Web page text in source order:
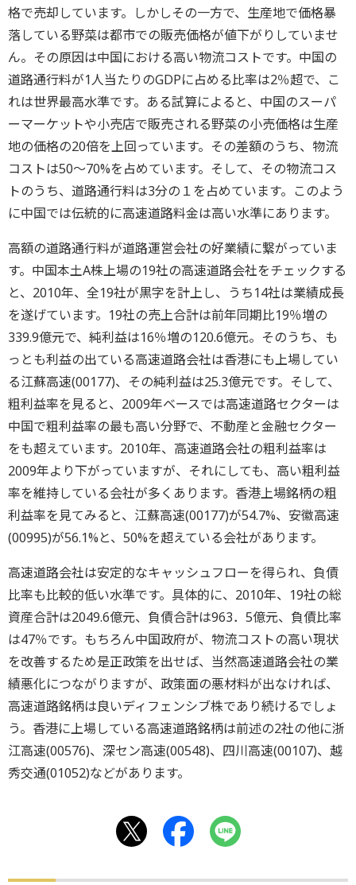
格で売却しています。しかしその一方で、生産地で価格暴
落している野菜は都市での販売価格が値下がりしていませ
ん。その原因は中国における高い物流コストです。中国の
道路通行料が1人当たりのGDPに占める比率は2％超で、こ
れは世界最高水準です。ある試算によると、中国のスーパ
ーマーケットや小売店で販売される野菜の小売価格は生産
地の価格の20倍を上回っています。その差額のうち、物流
コストは50～70%を占めています。そして、その物流コス
トのうち、道路通行料は3分の１を占めています。このよう
に中国では伝統的に高速道路料金は高い水準にあります。
高額の道路通行料が道路運営会社の好業績に繋がっていま
す。中国本土A株上場の19社の高速道路会社をチェックする
と、2010年、全19社が黒字を計上し、うち14社は業績成長
を遂げています。19社の売上合計は前年同期比19％増の
339.9億元で、純利益は16％増の120.6億元。そのうち、も
っとも利益の出ている高速道路会社は香港にも上場してい
る江蘇高速(00177)、その純利益は25.3億元です。そして、
粗利益率を見ると、2009年ベースでは高速道路セクターは
中国で粗利益率の最も高い分野で、不動産と金融セクター
をも超えています。2010年、高速道路会社の粗利益率は
2009年より下がっていますが、それにしても、高い粗利益
率を維持している会社が多くあります。香港上場銘柄の粗
利益率を見てみると、江蘇高速(00177)が54.7%、安徽高速
(00995)が56.1%と、50%を超えている会社があります。
高速道路会社は安定的なキャッシュフローを得られ、負債
比率も比較的低い水準です。具体的に、2010年、19社の総
資産合計は2049.6億元、負債合計は963．5億元、負債比率
は47％です。もちろん中国政府が、物流コストの高い現状
を改善するため是正政策を出せば、当然高速道路会社の業
績悪化につながりますが、政策面の悪材料が出なければ、
高速道路銘柄は良いディフェンシブ株であり続けるでしょ
う。香港に上場している高速道路銘柄は前述の2社の他に浙
江高速(00576)、深セン高速(00548)、四川高速(00107)、越
秀交通(01052)などがあります。